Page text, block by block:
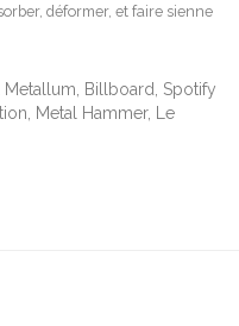
déformer, et faire sienne
Metallum, Billboard, Spotify
Metal Hammer, Le